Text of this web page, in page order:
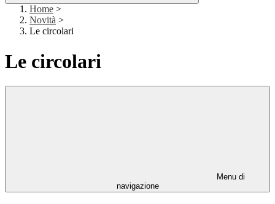
Home >
Novità >
Le circolari
Le circolari
Menu di
navigazione